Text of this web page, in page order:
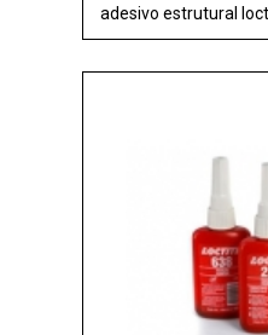
adesivo estrutural